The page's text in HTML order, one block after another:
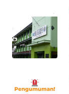
WN
TANJUNG
WN